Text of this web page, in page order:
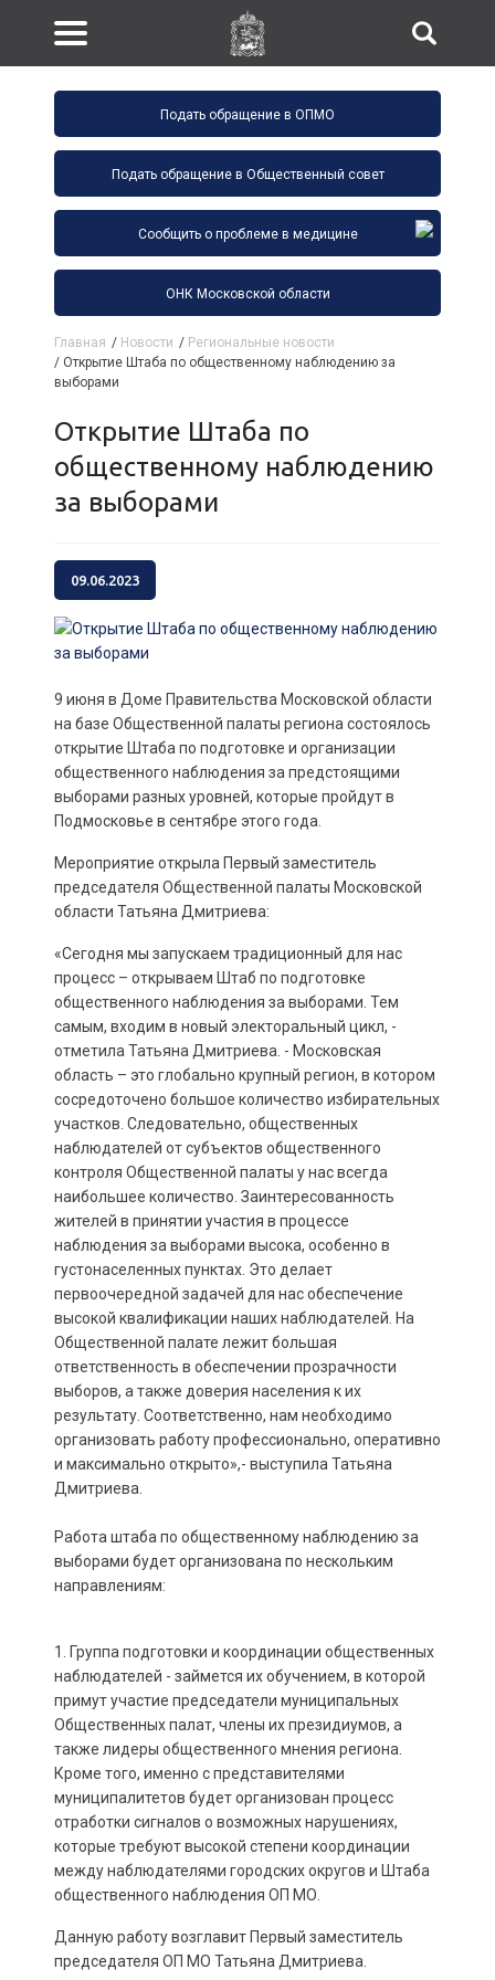
Подать обращение в ОПМО
Подать обращение в Общественный совет
Сообщить о проблеме в медицине
ОНК Московской области
Главная / Новости / Региональные новости
/ Открытие Штаба по общественному наблюдению за
выборами
Открытие Штаба по
общественному наблюдению
за выборами
09.06.2023
9 июня в Доме Правительства Московской области
на базе Общественной палаты региона состоялось
открытие Штаба по подготовке и организации
общественного наблюдения за предстоящими
выборами разных уровней, которые пройдут в
Подмосковье в сентябре этого года.
Мероприятие открыла Первый заместитель
председателя Общественной палаты Московской
области Татьяна Дмитриева:
«Сегодня мы запускаем традиционный для нас
процесс – открываем Штаб по подготовке
общественного наблюдения за выборами. Тем
самым, входим в новый электоральный цикл, -
отметила Татьяна Дмитриева. - Московская
область – это глобально крупный регион, в котором
сосредоточено большое количество избирательных
участков. Следовательно, общественных
наблюдателей от субъектов общественного
контроля Общественной палаты у нас всегда
наибольшее количество. Заинтересованность
жителей в принятии участия в процессе
наблюдения за выборами высока, особенно в
густонаселенных пунктах. Это делает
первоочередной задачей для нас обеспечение
высокой квалификации наших наблюдателей. На
Общественной палате лежит большая
ответственность в обеспечении прозрачности
выборов, а также доверия населения к их
результату. Соответственно, нам необходимо
организовать работу профессионально, оперативно
и максимально открыто»,- выступила Татьяна
Дмитриева.
Работа штаба по общественному наблюдению за
выборами будет организована по нескольким
направлениям:
1. Группа подготовки и координации общественных
наблюдателей - займется их обучением, в которой
примут участие председатели муниципальных
Общественных палат, члены их президиумов, а
также лидеры общественного мнения региона.
Кроме того, именно с представителями
муниципалитетов будет организован процесс
отработки сигналов о возможных нарушениях,
которые требуют высокой степени координации
между наблюдателями городских округов и Штаба
общественного наблюдения ОП МО.
Данную работу возглавит Первый заместитель
председателя ОП МО Татьяна Дмитриева.